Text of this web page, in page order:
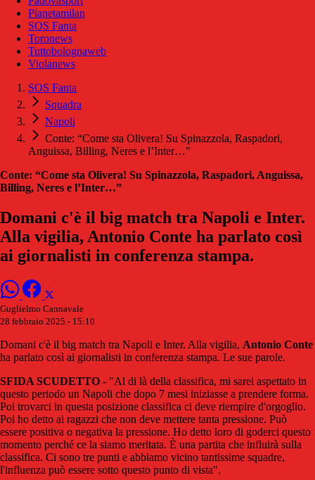
Pianetamilan
SOS Fanta
Toronews
Tuttobolognaweb
Violanews
SOS Fanta
Squadra
Napoli
Conte: “Come sta Olivera! Su Spinazzola, Raspadori,
Anguissa, Billing, Neres e l’Inter…”
Conte: “Come sta Olivera! Su Spinazzola, Raspadori, Anguissa,
Billing, Neres e l’Inter…”
Domani c'è il big match tra Napoli e Inter.
Alla vigilia, Antonio Conte ha parlato così
ai giornalisti in conferenza stampa.
Guglielmo Cannavale
28 febbraio 2025 - 15:10
Domani c'è il big match tra Napoli e Inter. Alla vigilia, Antonio Conte
ha parlato così ai giornalisti in conferenza stampa. Le sue parole.
SFIDA SCUDETTO - "Al di là della classifica, mi sarei aspettato in
questo periodo un Napoli che dopo 7 mesi iniziasse a prendere forma.
Poi trovarci in questa posizione classifica ci deve riempire d'orgoglio.
Poi ho detto ai ragazzi che non deve mettere tanta pressione. Può
essere positiva o negativa la pressione. Ho detto loro di goderci questo
momento perché ce la siamo meritata. È una partita che influirà sulla
classifica. Ci sono tre punti e abbiamo vicino tantissime squadre,
l'influenza può essere sotto questo punto di vista".